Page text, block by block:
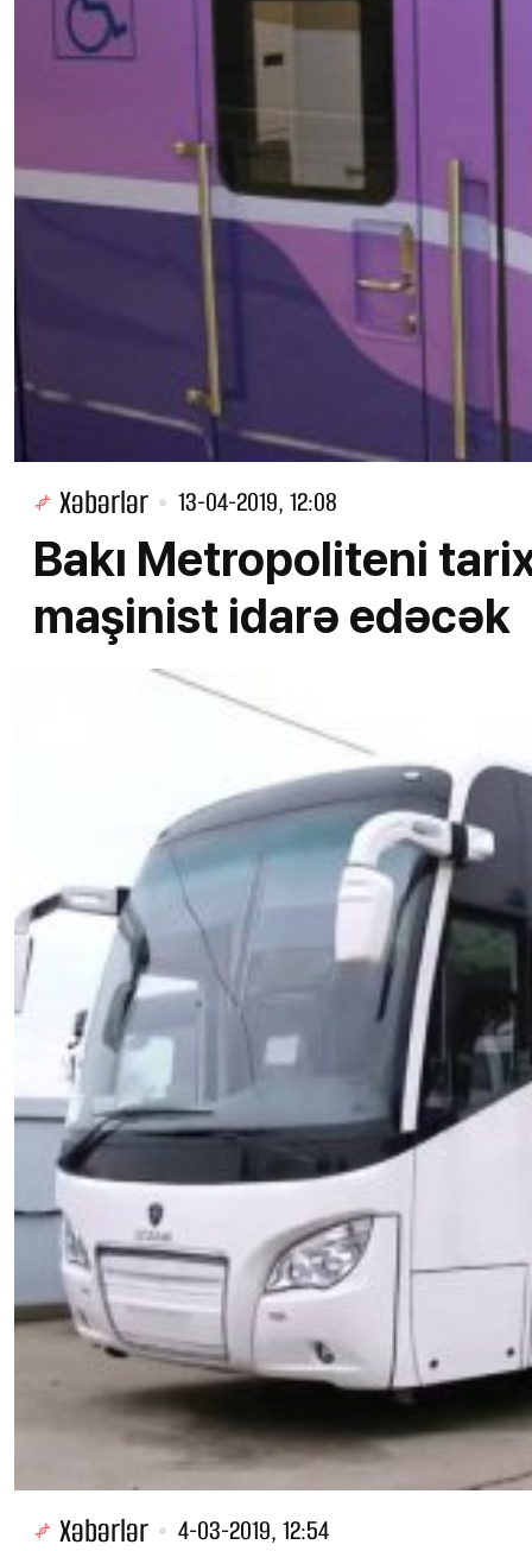
Xəbərlər 13-04-2019, 12:08
Bakı Metropoliteni
maşinist idarə edəcək
Xəbərlər 4-03-2019, 12:54